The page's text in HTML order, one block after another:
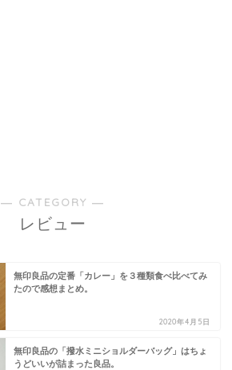
― CATEGORY ―
レビュー
無印良品の定番「カレー」を３種類食べ比べてみ
たので感想まとめ。
2020年4月5日
無印良品の「撥水ミニショルダーバッグ」はちょ
うどいいが詰まった良品。